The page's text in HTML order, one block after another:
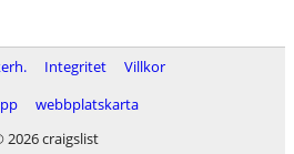
Integritet
Villkor
webbplatskarta
2026 craigslist